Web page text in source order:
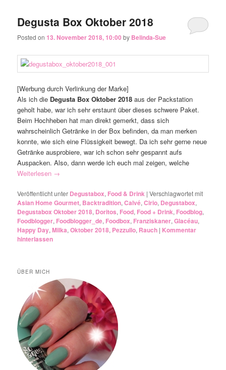
Degusta Box Oktober 2018
Posted on13. November 2018, 10:00 by Belinda-Sue
[Werbung durch Verlinkung der Marke]
Als ich die Degusta Box Oktober 2018 aus der Packstation
geholt habe, war ich sehr erstaunt über dieses schwere Paket.
Beim Hochheben hat man direkt gemerkt, dass sich
wahrscheinlich Getränke in der Box befinden, da man merken
konnte, wie sich eine Flüssigkeit bewegt. Da ich sehr gerne neue
Getränke ausprobiere, war ich schon sehr gespannt aufs
Auspacken. Also, dann werde ich euch mal zeigen, welche
Weiterlesen →
Veröffentlicht unter Degustabox, Food & Drink |Verschlagwortet mit
Asian Home Gourmet, Backtradition,Calvé,Cirio, Degustabox,
Degustabox Oktober 2018, Doritos, Food, Food + Drink, Foodblog,
Foodblogger, Foodblogger_de, Foodbox, Franziskaner,Glacéau,
Happy Day,Milka,Oktober 2018, Pezzullo, Rauch | Kommentar
hinterlassen
ÜBER MICH